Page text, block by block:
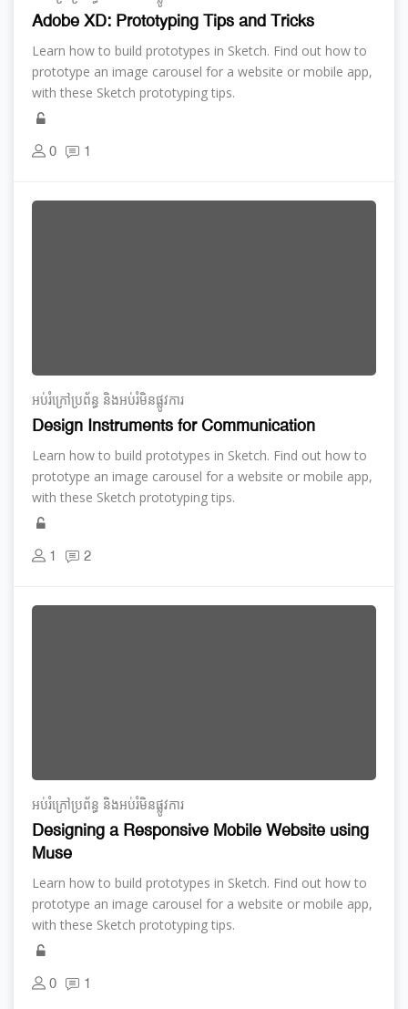
Adobe XD: Prototyping Tips and Tricks
Learn how to build prototypes in Sketch. Find out how to
prototype an image carousel for a website or mobile app,
with these Sketch prototyping tips.
0 1
អប់រំ​ក្រៅ​ប្រព័ន្ធ និង​​អប់រំ​មិន​ផ្លូវ​ការ
Design Instruments for Communication
Learn how to build prototypes in Sketch. Find out how to
prototype an image carousel for a website or mobile app,
with these Sketch prototyping tips.
1 2
អប់រំ​ក្រៅ​ប្រព័ន្ធ និង​​អប់រំ​មិន​ផ្លូវ​ការ
Designing a Responsive Mobile Website using
Muse
Learn how to build prototypes in Sketch. Find out how to
prototype an image carousel for a website or mobile app,
with these Sketch prototyping tips.
0 1